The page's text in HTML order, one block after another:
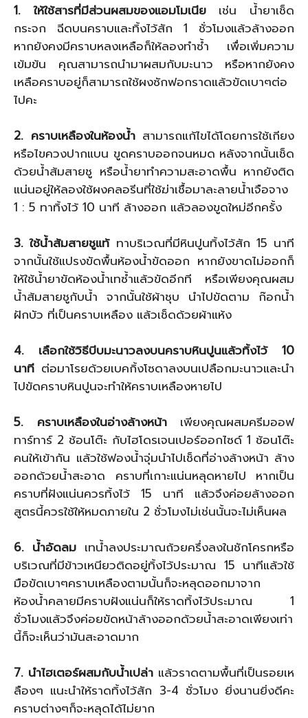
1. ให้ใช้สารที่มีส่วนผสมของแอมโมเนียเช่น น้ำยาเช็ด
กระจก ฉีดบนคราบและทิ้งไว้สัก 1 ชั่วโมงแล้วล้างออก
หากยังคงมีคราบหลงเหลือก็ให้ลองทำซ้ำ เพื่อเพิ่มความ
เข้มข้น คุณสามารถนำมาผสมกับมะนาว หรือหากยังคง
เหลือคราบอยู่ก็สามารถใช้ผงซักฟอกราดแล้วขัดเบาๆต่อ
ไปคะ
2. คราบเหลืองในห้องน้ำสามารถแก้ไขได้โดยการใช้เกียง
หรือไขควงปากแบน ขูดคราบออกจนหมด หลังจากนั้นเช็ด
ด้วยน้ำส้มสายชู หรือน้ำยาทำความสะอาดพื้น หากยังติด
แน่นอยู่ให้ลองใช้ผงคลอรีนที่ใช้ฆ่าเชื้อมาละลายน้ำเจือจาง
1 : 5 ทาทิ้งไว้ 10 นาที ล้างออก แล้วลองขูดใหม่อีกครั้ง
3. ใช้น้ำส้มสายชูแท้ทาบริเวณที่มีหินปูนทิ้งไว้สัก 15 นาที
จากนั้นใช้แปรงขัดพื้นห้องน้ำขัดออก หากยังขาดไม่ออกก็
ให้ใช้น้ำยาขัดห้องน้ำเทซ้ำแล้วขัดอีกที หรือเพียงคุณผสม
น้ำส้มสายชูกับน้ำ จากนั้นใช้ผ้าชุบ นำไปขัดตาม ก๊อกน้ำ
ฝักบัว ที่เป็นคราบเหลือง แล้วเช็ดด้วยผ้าแห้ง
4. เลือกใช้วิธีบีบมะนาวลงบนคราบหินปูนแล้วทิ้งไว้ 10
นาที ต่อมาโรยด้วยเบคกิ้งโซดาลงบนเปลือกมะนาวและนำ
ไปขัดคราบหินปูนจะทำให้คราบเหลืองหายไป
5. คราบเหลืองในอ่างล้างหน้าเพียงคุณผสมครีมออฟ
ทาร์ทาร์ 2 ช้อนโต๊ะ กับไฮโดรเจนเปอร์ออกไซด์ 1 ช้อนโต๊ะ
คนให้เข้ากัน แล้วใช้ฟองน้ำจุ่มนำไปเช็ดที่อ่างล้างหน้า ล้าง
ออกด้วยน้ำสะอาด คราบที่เกาะแน่นหลุดหายไป หากเป็น
คราบที่ฝังแน่นควรทิ้งไว้ 15 นาที แล้วจึงค่อยล้างออก
สูตรนี้ควรใช้ให้หมดภายใน 2 ชั่วโมงไม่เช่นนั้นจะไม่เห็นผล
6. น้ำอัดลม เทน้ำลงประมาณถ้วยครึ่งลงในชักโครกหรือ
บริเวณที่มีข้าวเหนียวติดอยู่ทิ้งไว้ประมาณ 15 นาทีแล้วใช้
มือขัดเบาๆคราบเหลืองตามนั้นก็จะหลุดออกมาจาก
ห้องน้ำคลายมีคราบฝังแน่นก็ให้ราดทิ้งไว้ประมาณ 1
ชั่วโมงแล้วจึงค่อยขัดหน้าล้างออกด้วยน้ำสะอาดเพียงเท่า
นี้ก็จะเห็นว่ามันสะอาดมาก
7. นำไฮเตอร์ผสมกับน้ำเปล่า แล้วราดตามพื้นที่เป็นรอยเห
ลืองๆ แนะนำให้ราดทิ้งไว้สัก 3-4 ชั่วโมง ยิ่งนานยิ่งดีคะ
คราบต่างๆก็จะหลุดได้ไม่ยาก